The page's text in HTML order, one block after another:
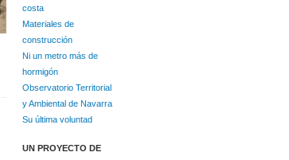
costa
Materiales de
construcción
Ni un metro más de
hormigón
Observatorio Territorial
y Ambiental de Navarra
Su última voluntad
UN PROYECTO DE